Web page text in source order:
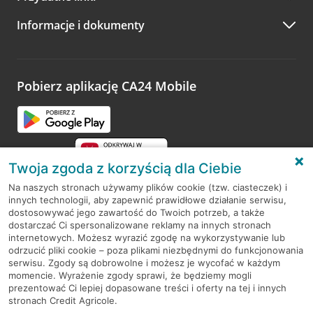
A po wizycie…
Zachęcamy do podzielenia się z nami opinią o wizycie.
opinie.
Informacje i dokumenty
Pobierz aplikację CA24 Mobile
RODO
Regulamin serwisu
Mapa serwisu
PolitykaCookies
Twoja zgoda z korzyścią dla Ciebie
Na naszych stronach używamy plików cookie (tzw. ciasteczek) i
innych technologii, aby zapewnić prawidłowe działanie serwisu,
dostosowywać jego zawartość do Twoich potrzeb, a także
dostarczać Ci spersonalizowane reklamy na innych stronach
internetowych. Możesz wyrazić zgodę na wykorzystywanie lub
odrzucić pliki cookie – poza plikami niezbędnymi do funkcjonowania
serwisu. Zgody są dobrowolne i możesz je wycofać w każdym
momencie. Wyrażenie zgody sprawi, że będziemy mogli
prezentować Ci lepiej dopasowane treści i oferty na tej i innych
stronach Credit Agricole.